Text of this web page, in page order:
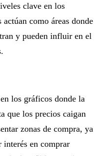
clave en los
como áreas donde
y pueden influir en el
los gráficos donde la
que los precios caigan
zonas de compra, ya
interés en comprar